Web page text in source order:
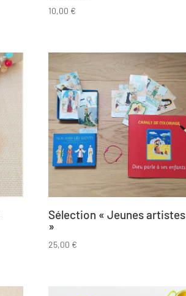
10,00 €
Sélection « Jeunes artistes
»
25,00 €